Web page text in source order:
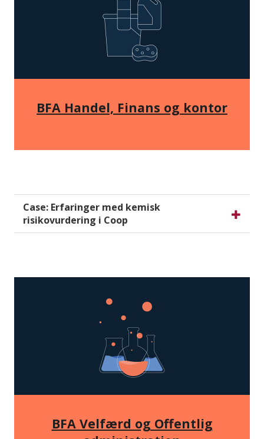
BFA Handel, Finans og kontor
Case: Erfaringer med kemisk
risikovurdering i Coop
BFA Velfærd og Offentlig